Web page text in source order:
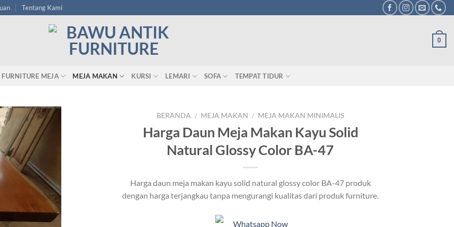
Tentang Kami
0
FURNITURE MEJA MEJA MAKAN KURSI LEMARI SOFA TEMPAT TIDUR
BERANDA / MEJA MAKAN / MEJA MAKAN MINIMALIS
Harga Daun Meja Makan Kayu Solid
Natural Glossy Color BA-47
Harga daun meja makan kayu solid natural glossy color BA-47 produk
dengan harga terjangkau tanpa mengurangi kualitas dari produk furniture.
Whatsapp Now